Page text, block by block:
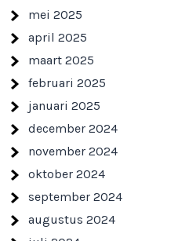
mei 2025
april 2025
maart 2025
februari 2025
januari 2025
december 2024
november 2024
oktober 2024
september 2024
augustus 2024